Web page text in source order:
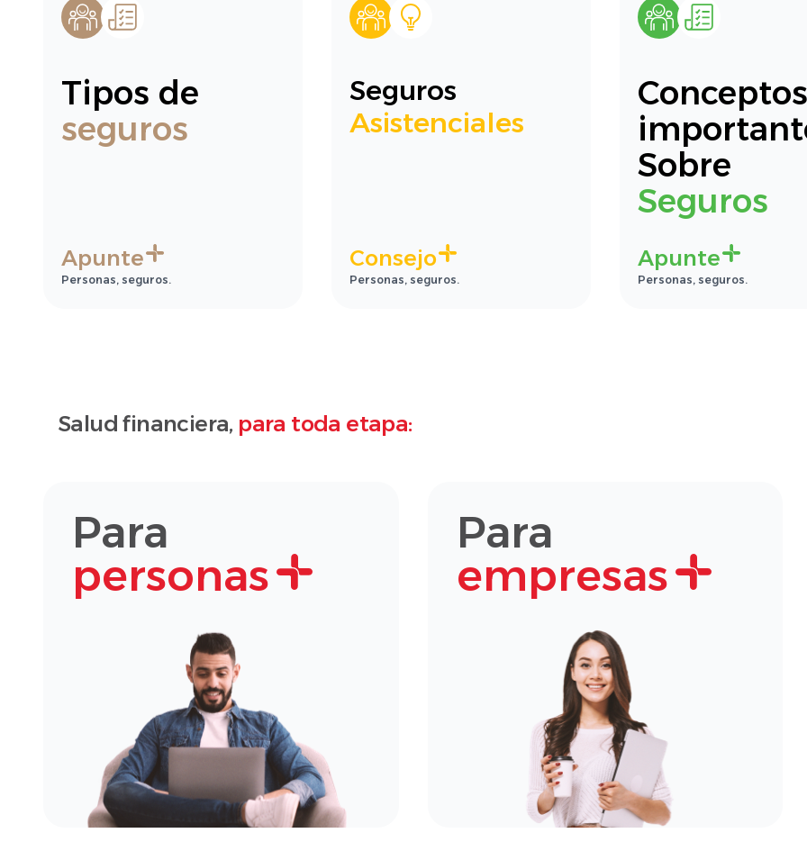
Tipos de
seguros
Apunte
Personas, seguros.
Seguros
Asistenciales
Consejo
Personas, seguros.
Conceptos
Sobre
Seguros
Apunte
Personas, seguros.
Salud financiera, para toda etapa:
Para
personas
Para
empresas